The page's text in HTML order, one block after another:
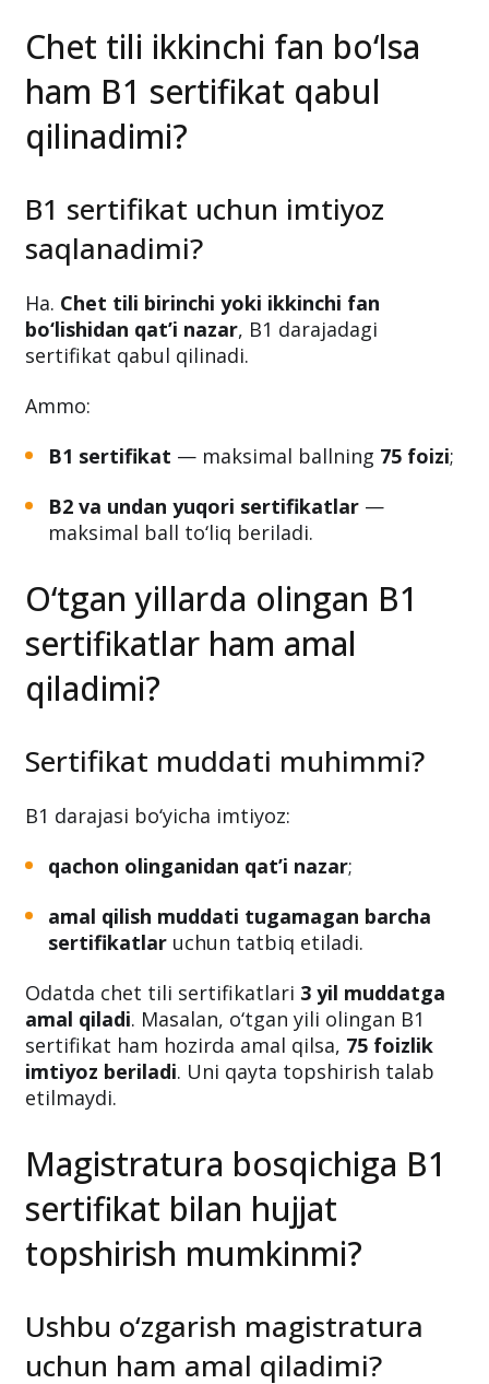
Chet tili ikkinchi fan bo‘lsa
ham B1 sertifikat qabul
qilinadimi?
B1 sertifikat uchun imtiyoz
saqlanadimi?
Ha. Chet tili birinchi yoki ikkinchi fan
bo‘lishidan qat’i nazar, B1 darajadagi
sertifikat qabul qilinadi.
Ammo:
B1 sertifikat — maksimal ballning 75 foizi;
B2 va undan yuqori sertifikatlar —
maksimal ball to‘liq beriladi.
O‘tgan yillarda olingan B1
sertifikatlar ham amal
qiladimi?
Sertifikat muddati muhimmi?
B1 darajasi bo‘yicha imtiyoz:
qachon olinganidan qat’i nazar;
amal qilish muddati tugamagan barcha
sertifikatlar uchun tatbiq etiladi.
Odatda chet tili sertifikatlari 3 yil muddatga
amal qiladi. Masalan, o‘tgan yili olingan B1
sertifikat ham hozirda amal qilsa, 75 foizlik
imtiyoz beriladi. Uni qayta topshirish talab
etilmaydi.
Magistratura bosqichiga B1
sertifikat bilan hujjat
topshirish mumkinmi?
Ushbu o‘zgarish magistratura
uchun ham amal qiladimi?